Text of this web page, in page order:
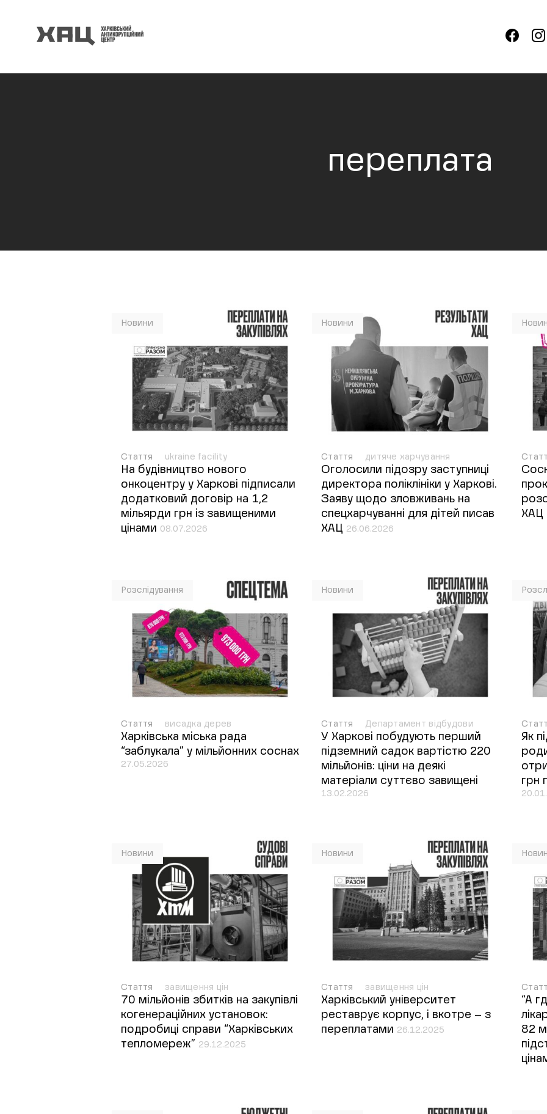
переплата
Новини
Стаття ukraine facility
На будівництво нового
онкоцентру у Харкові підписали
додатковий договір на 1,2
мільярди грн із завищеними
цінами 08.07.2026
Новини
Стаття дитяче харчування
Оголосили підозру заступниці
директора поліклініки у Харкові.
Заяву щодо зловживань на
спецхарчуванні для дітей писав
ХАЦ 26.06.2026
ХАЦ
Розслідування
Стаття висадка дерев
Харківська міська рада
“заблукала” у мільйонних соснах
27.05.2026
Новини
Стаття Департамент відбудови
У Харкові побудують перший
підземний садок вартістю 220
мільйонів: ціни на деякі
матеріали суттєво завищені
13.02.2026
Як
грн
Новини
Стаття завищення цін
70 мільйонів збитків на закупівлі
когенераційних установок:
подробиці справи “Харківських
тепломереж” 29.12.2025
Новини
Стаття завищення цін
Харківський університет
реставрує корпус, і вкотре – з
переплатами 26.12.2025
“А
82